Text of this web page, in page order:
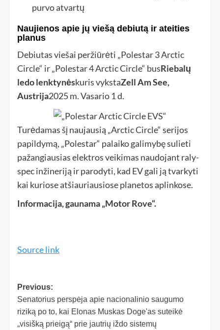
purvo atvartų
Naujienos apie jų viešą debiutą ir ateities
planus
Debiutas viešai peržiūrėti „Polestar 3 Arctic
Circle“ ir „Polestar 4 Arctic Circle“ busRiebalų
ledo lenktynėskuris vykstaZell Am See,
Austrija2025 m. Vasario 1 d.
Turėdamas šį naujausią „Arctic Circle“ serijos
papildymą, „Polestar“ palaiko galimybę sulieti
pažangiausias elektros veikimas naudojant raly-
spec inžineriją ir parodyti, kad EV gali ją tvarkyti
kai kuriose atšiauriausiose planetos aplinkose.
Informacija, gaunama „Motor Rove“.
Source link
Previous:
Senatorius perspėja apie nacionalinio saugumo
riziką po to, kai Elonas Muskas Doge'as suteikė
„visišką prieigą“ prie jautrių iždo sistemų